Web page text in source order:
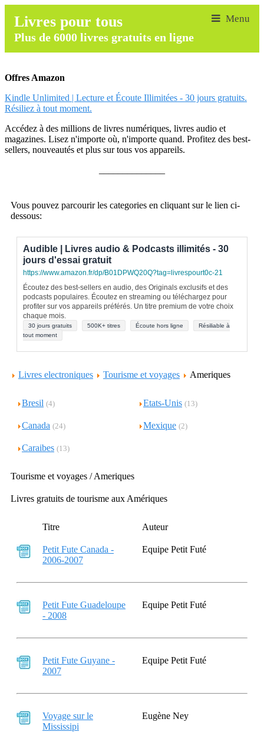
Livres pour tous
Plus de 6000 livres gratuits en ligne
Offres Amazon
Kindle Unlimited | Lecture et Écoute Illimitées - 30 jours gratuits.
Résiliez à tout moment.
Accédez à des millions de livres numériques, livres audio et
magazines. Lisez n'importe où, n'importe quand. Profitez des best-
sellers, nouveautés et plus sur tous vos appareils.
Vous pouvez parcourir les categories en cliquant sur le lien ci-
dessous:
Audible | Livres audio & Podcasts illimités - 30
jours d'essai gratuit
https://www.amazon.fr/dp/B01DPWQ20Q?tag=livrespourt0c-21
Écoutez des best-sellers en audio, des Originals exclusifs et des
podcasts populaires. Écoutez en streaming ou téléchargez pour
profiter sur vos appareils préférés. Un titre premium de votre choix
chaque mois.
30 jours gratuits 500K+ titres Écoute hors ligne
Résiliable à
tout moment
Livres electroniques Tourisme et voyages Ameriques
Bresil (4) Etats-Unis (13)
Canada (24) Mexique (2)
Caraibes (13)
Tourisme et voyages / Ameriques
Livres gratuits de tourisme aux Amériques
Titre Auteur
Petit Fute Canada -
2006-2007
Equipe Petit Futé
Petit Fute Guadeloupe
- 2008
Equipe Petit Futé
Petit Fute Guyane -
2007
Equipe Petit Futé
Voyage sur le
Mississipi
Eugène Ney